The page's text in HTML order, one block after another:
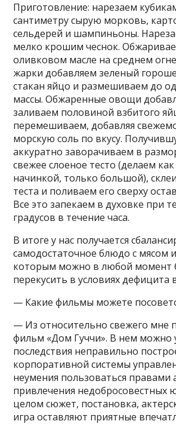
Приготовление: нарезаем
сантиметру сырую морковь,
сельдерей и шампиньоны.
мелко крошим чеснок.
оливковом масле на среднем
жарки добавляем зеленый
стакан яйцо и размешиваем до
массы. Обжаренные овощи
заливаем половиной взбитого
перемешиваем, добавляя
морскую соль по вкусу.
аккуратно заворачиваем в
свежее слоеное тесто (делаем
начинкой, только большой),
теста и поливаем его сверху
Все это запекаем в духовке при
градусов в течение часа.
В итоге у нас получается
самодостаточное блюдо с мясом
которым можно в любой момент
перекусить в условиях дефицита
— Какие фильмы можете
— Из относительно свежего мне
фильм «Дом Гуччи». В нем можно
последствия неправильно
корпоративной системы
неумения пользоваться правами
привлечения недобросовестных
целом сюжет, постановка,
игра оставляют приятные